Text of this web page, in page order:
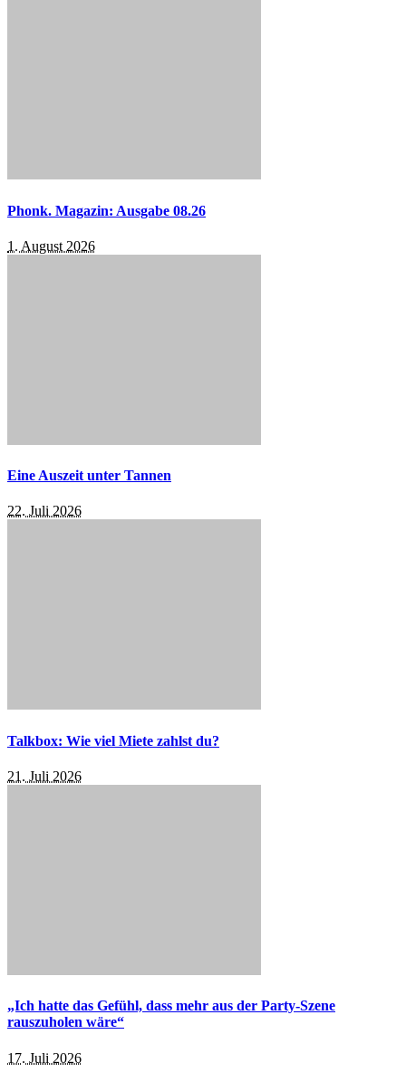
Phonk. Magazin: Ausgabe 08.26
1. August 2026
Eine Auszeit unter Tannen
22. Juli 2026
Talkbox: Wie viel Miete zahlst du?
21. Juli 2026
„Ich hatte das Gefühl, dass mehr aus der Party-Szene
rauszuholen wäre“
17. Juli 2026